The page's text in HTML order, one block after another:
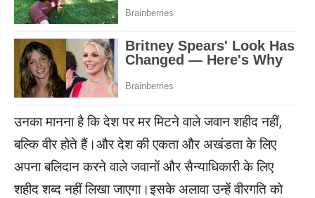
उनका मानना है कि देश पर मर मिटने वाले जवान शहीद नहीं,
बल्कि वीर होते हैं।और देश की एकता और अखंडता के लिए
अपना बलिदान करने वाले जवानों और सैन्याधिकारी के लिए
शहीद शब्द नहीं लिखा जाएगा।इसके अलावा उन्हें वीरगति को